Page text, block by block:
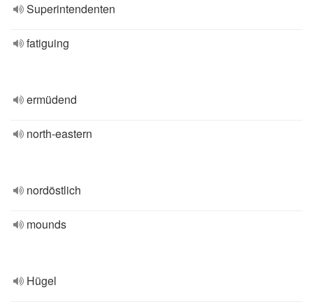
Superintendenten
fatiguing
ermüdend
north-eastern
nordöstlich
mounds
Hügel